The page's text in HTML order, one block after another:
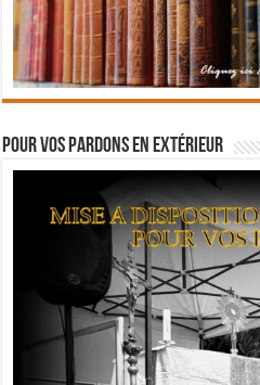
Pour vos pardons en extérieur